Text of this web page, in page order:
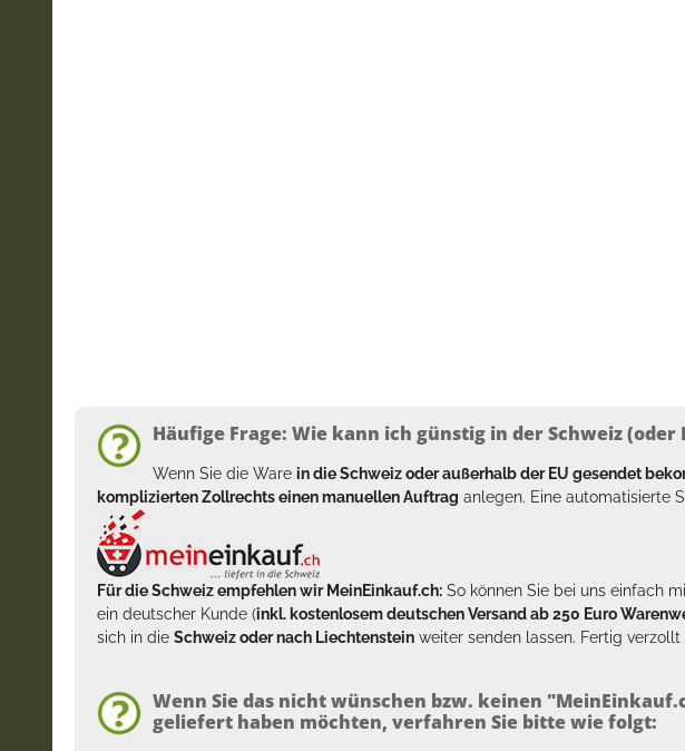
Häufige Frage: Wie kann ich günstig in der Schweiz
Wenn Sie die Ware in die Schweiz oder außerhalb der EU gesendet
komplizierten Zollrechts einen manuellen Auftrag anlegen. Eine automatisierte
Für die Schweiz empfehlen wir MeinEinkauf.ch: So können Sie bei uns einfach
ein deutscher Kunde (inkl. kostenlosem deutschen Versand ab 250 Euro
sich in die Schweiz oder nach Liechtenstein weiter senden lassen. Fertig
Wenn Sie das nicht wünschen bzw. keinen
geliefert haben möchten, verfahren Sie bitte wie folgt: